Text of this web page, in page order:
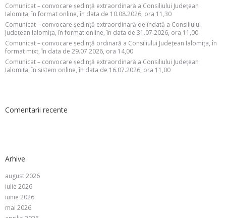
Comunicat – convocare ședință extraordinară a Consiliului Județean
Ialomița, în format online, în data de 10.08.2026, ora 11,30
Comunicat – convocare ședință extraordinară de îndată a Consiliului
Județean Ialomița, în format online, în data de 31.07.2026, ora 11,00
Comunicat – convocare ședință ordinară a Consiliului Județean Ialomița, în
format mixt, în data de 29.07.2026, ora 14,00
Comunicat – convocare ședință extraordinară a Consiliului Județean
Ialomița, în sistem online, în data de 16.07.2026, ora 11,00
Comentarii recente
Arhive
august 2026
iulie 2026
iunie 2026
mai 2026